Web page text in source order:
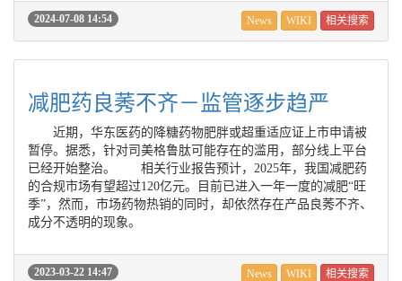
2024-07-08 14:54 News WIKI 相关搜索
减肥药良莠不齐－监管逐步趋严
近期，华东医药的降糖药物肥胖或超重适应证上市申请被
暂停。据悉，针对司美格鲁肽可能存在的滥用，部分线上平台
已经开始整治。 相关行业报告预计，2025年，我国减肥药
的合规市场有望超过120亿元。目前已进入一年一度的减肥“旺
季”，然而，市场药物热销的同时，却依然存在产品良莠不齐、
成分不透明的现象。
2023-03-22 14:47 News WIKI 相关搜索